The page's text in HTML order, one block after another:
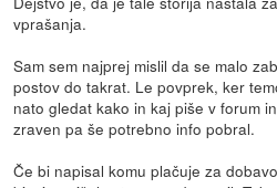
vprašanja.
Sam sem najprej mislil da se malo
postov do takrat. Le povprek, ker
nato gledat kako in kaj piše v forum
zraven pa še potrebno info pobral.
Če bi napisal komu plačuje za